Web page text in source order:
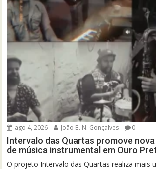
ago 4, 2026 João B. N. Gonçalves 0
Intervalo das Quartas promove nova
de música instrumental em Ouro
O projeto Intervalo das Quartas realiza mais